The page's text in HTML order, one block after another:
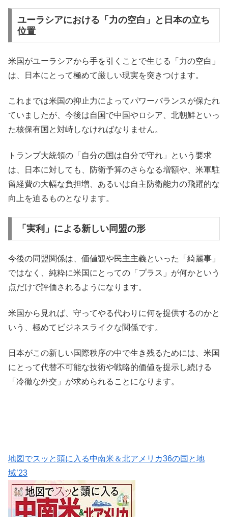
ユーラシアにおける「力の空白」と日本の立ち
位置
米国がユーラシアから手を引くことで生じる「力の空白」
は、日本にとって極めて厳しい現実を突きつけます。
これまでは米国の抑止力によってパワーバランスが保たれ
ていましたが、今後は自国で中国やロシア、北朝鮮といっ
た核保有国と対峙しなければなりません。
トランプ大統領の「自分の国は自分で守れ」という要求
は、日本に対しても、防衛予算のさらなる増額や、米軍駐
留経費の大幅な負担増、あるいは自主防衛能力の飛躍的な
向上を迫るものとなります。
「実利」による新しい同盟の形
今後の同盟関係は、価値観や民主主義といった「綺麗事」
ではなく、純粋に米国にとっての「プラス」が何かという
点だけで評価されるようになります。
米国から見れば、守ってやる代わりに何を提供するのかと
いう、極めてビジネスライクな関係です。
日本がこの新しい国際秩序の中で生き残るためには、米国
にとって代替不可能な技術や戦略的価値を提示し続ける
「冷徹な外交」が求められることになります。
地図でスッと頭に入る中南米＆北アメリカ36の国と地
域’23